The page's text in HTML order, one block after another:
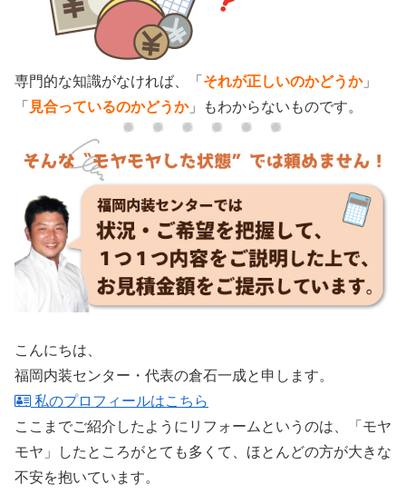
専門的な知識がなければ、「 それが正しいのかどうか」
「 見合っているのかどうか」もわからないものです。
こんにちは、
福岡内装センター・代表の倉石一成と申します。
私のプロフィールはこちら
ここまでご紹介したようにリフォームというのは、「モヤ
モヤ」したところがとても多くて、ほとんどの方が大きな
不安を抱いています。